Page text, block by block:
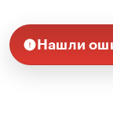
Нашли